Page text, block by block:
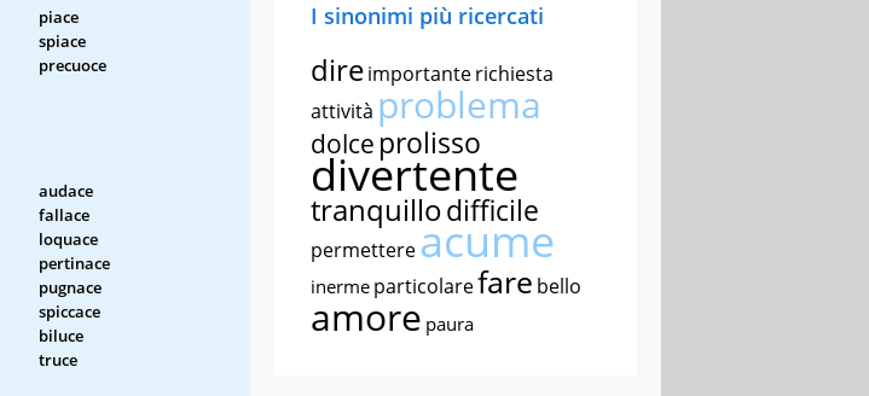
piace
spiace
precuoce
audace
fallace
loquace
pertinace
pugnace
spiccace
biluce
truce
I sinonimi più ricercati
direimportanterichiesta
attività problema
dolce prolisso
divertente
tranquillodifficile
permettereacume
inerme particolarefare bello
amore paura